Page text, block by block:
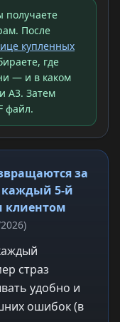
получаете
После
купленных
где
— и в каком
A3. Затем
файл.
за
5-й
клиентом
страз
удобно и
ошибок (в